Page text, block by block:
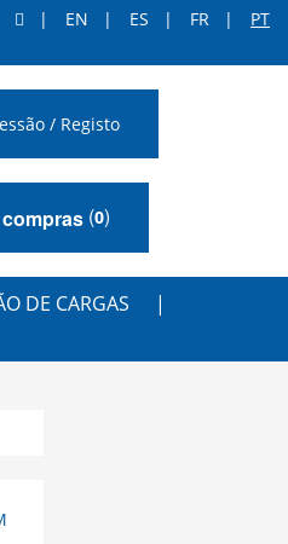
EN ES FR PT
/ Registo
(0)
DE CARGAS